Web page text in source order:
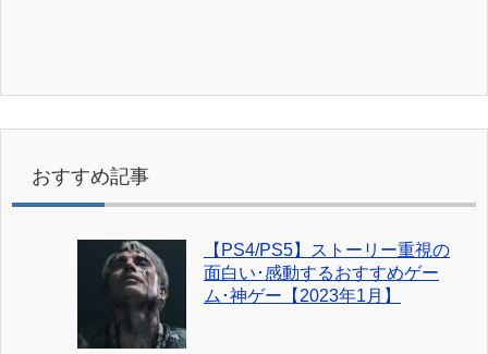
おすすめ記事
【PS4/PS5】ストーリー重視の
面白い･感動するおすすめゲー
ム･神ゲー【2023年1月】